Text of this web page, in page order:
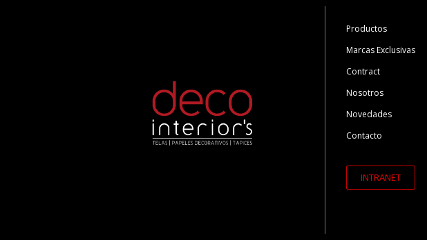
Productos
Marcas Exclusivas
Contract
Nosotros
Novedades
Contacto
INTRANET